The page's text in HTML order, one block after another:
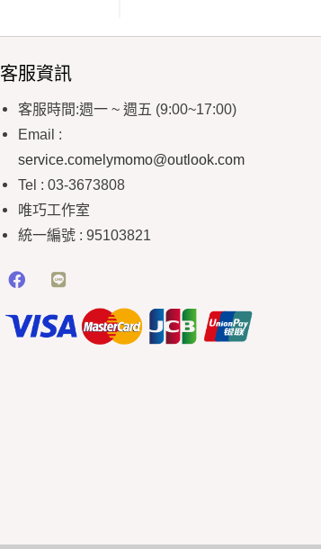
客服資訊
客服時間:週一 ~ 週五 (9:00~17:00)
Email :
service.comelymomo@outlook.com
Tel : 03-3673808
唯巧工作室
統一編號 : 95103821